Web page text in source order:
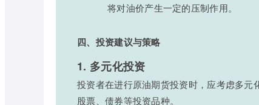
将对油价产生一定的压制作用。
四、投资建议与策略
1. 多元化投资
投资者在进行原油期货投资时，应考虑多元
股票、债券等投资品种。